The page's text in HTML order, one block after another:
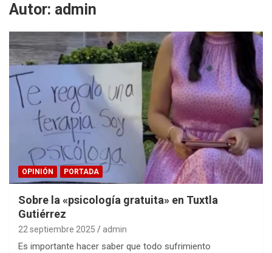
Autor: admin
OPINIÓN PORTADA
Sobre la «psicología gratuita» en Tuxtla
Gutiérrez
22 septiembre 2025 admin
Es importante hacer saber que todo sufrimiento